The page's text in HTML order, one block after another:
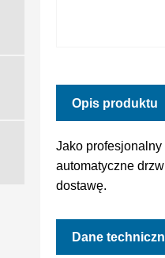
Opis produktu
Jako
automatyczne
dostawę.
Dane